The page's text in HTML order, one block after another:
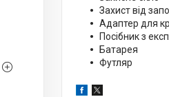
Захист від
Адаптер для
Посібник з
Батарея
Футляр